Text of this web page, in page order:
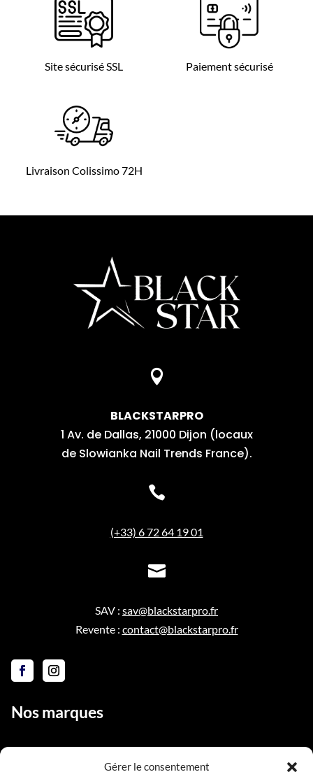
Gérer le consentement
Site sécurisé SSL Paiement sécurisé
Livraison Colissimo 72H

BLACKSTARPRO
1 Av. de Dallas, 21000 Dijon (locaux
de Slowianka Nail Trends France).

(+33) 6 72 64 19 01

SAV : sav@blackstarpro.fr
Revente : contact@blackstarpro.fr
Nos marques